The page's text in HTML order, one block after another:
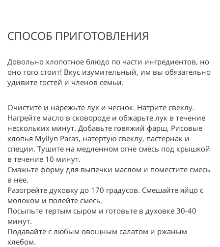
СПОСОБ ПРИГОТОВЛЕНИЯ
Довольно хлопотное блюдо по части ингредиентов, но
оно того стоит! Вкус изумительный, им вы обязательно
удивите гостей и членов семьи.
Очистите и нарежьте лук и чеснок. Натрите свеклу.
Нагрейте масло в сковороде и обжарьте лук в течение
нескольких минут. Добавьте говяжий фарш, Рисовые
хлопья Myllyn Paras, натертую свеклу, пастернак и
специи. Тушите на медленном огне смесь под крышкой
в течение 10 минут.
Смажьте форму для выпечки маслом и поместите смесь
в нее.
Разогрейте духовку до 170 градусов. Смешайте яйцо с
молоком и полейте смесь.
Посыпьте тертым сыром и готовьте в духовке 30-40
минут.
Подавайте с любым овощным салатом и ржаным
хлебом.